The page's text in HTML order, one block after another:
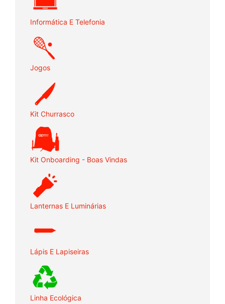
Informática E Telefonia
Jogos
Kit Churrasco
Kit Onboarding - Boas Vindas
Lanternas E Luminárias
Lápis E Lapiseiras
Linha Ecológica